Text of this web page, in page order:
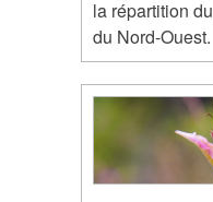
la répartition
du Nord-Ouest.